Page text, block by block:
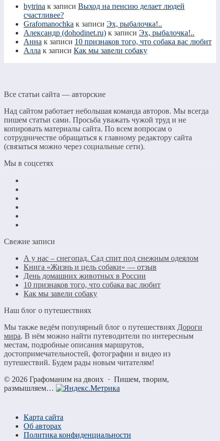
bytrina к записи Выход на пенсию делает людей
счастливее?
Grafomanochka к записи Эх, рыбалочка!..
Александр (dohodinet.ru) к записи Эх, рыбалочка!..
Анна к записи 10 признаков того, что собака вас любит
Алла к записи Как мы завели собаку
Все статьи сайта — авторские
Над сайтом работает небольшая команда авторов. Мы всегда
пишем статьи сами. Просьба уважать чужой труд и не
копировать материалы сайта. По всем вопросам о
сотрудничестве обращаться к главному редактору сайта
(связаться можно через социальные сети).
Мы в соцсетях
Свежие записи
А у нас – снегопад. Сад спит под снежным одеялом
Книга «Жизнь и цель собаки» — отзыв
День домашних животных в России
10 признаков того, что собака вас любит
Как мы завели собаку
Наш блог о путешествиях
Мы также ведём популярный блог о путешествиях Дороги
мира. В нём можно найти путеводители по интересным
местам, подробные описания маршрутов,
достопримечательностей, фотографии и видео из
путешествий. Будем рады новым читателям!
© 2026 Графоманим на двоих · Пишем, творим,
размышляем…
Карта сайта
Об авторах
Политика конфиденциальности